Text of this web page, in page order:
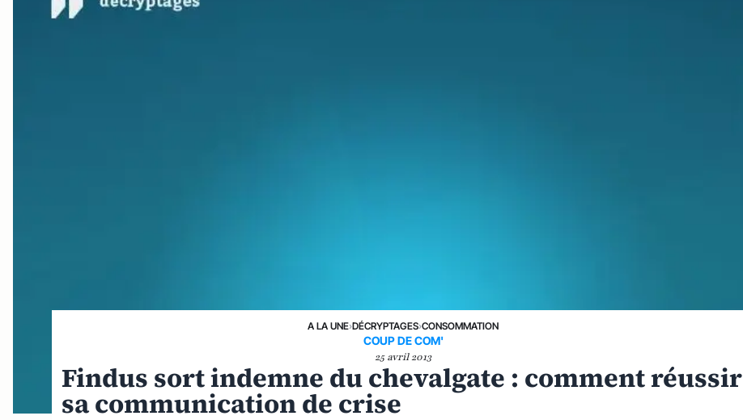
A LA UNE›DÉCRYPTAGES›CONSOMMATION
COUP DE COM'
25 avril 2013
Findus sort indemne du chevalgate : comment réussir
sa communication de crise